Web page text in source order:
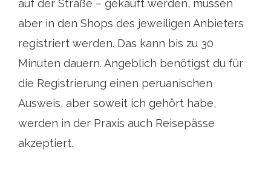
auf der Straße – gekauft werden, müssen
aber in den Shops des jeweiligen Anbieters
registriert werden. Das kann bis zu 30
Minuten dauern. Angeblich benötigst du für
die Registrierung einen peruanischen
Ausweis, aber soweit ich gehört habe,
werden in der Praxis auch Reisepässe
akzeptiert.